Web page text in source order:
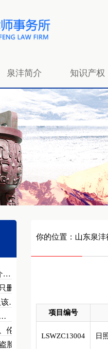
泉沣简介 知识产权
…
删不…
…
…
伦理…
脸…
你的位置： 山东泉
项目编号
LSWZC13004 日